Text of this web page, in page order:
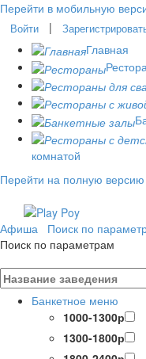
Перейти в мобильную
Войти |
Главная
комнатой
Перейти на полную версию
Афиша
Поиск по
Поиск по параметрам
Банкетное меню
1000-1300р
1300-1800р